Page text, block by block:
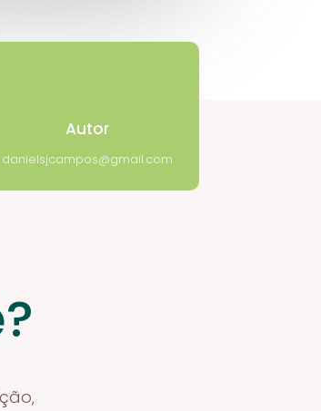
Autor
danielsjcampos@gmail.com